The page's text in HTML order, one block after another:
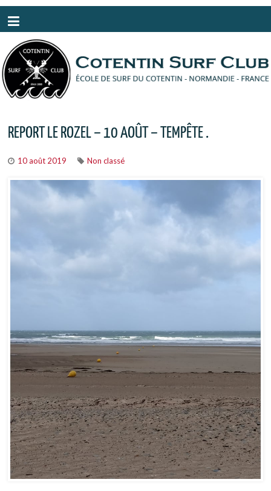
REPORT LE ROZEL – 10 AOÛT – TEMPÊTE .
10 août 2019 Non classé
Panneau de gestion des cookies